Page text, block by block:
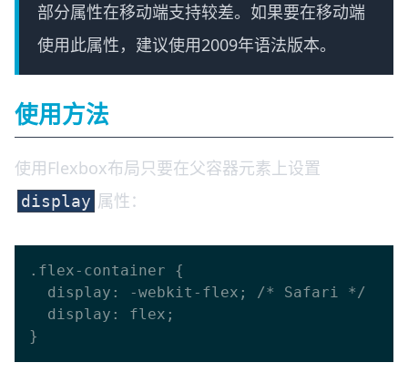
部分属性在移动端支持较差。如果要在移动端
使用此属性，建议使用2009年语法版本。
使用方法
使用Flexbox布局只要在父容器元素上设置
display 属性：
.flex-container {